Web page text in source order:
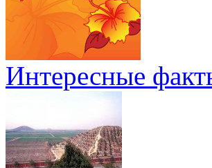
Интересные